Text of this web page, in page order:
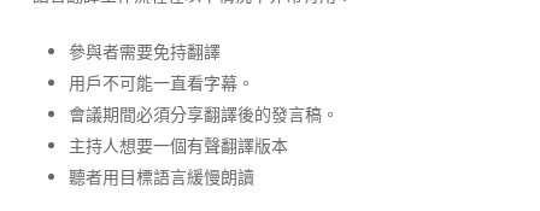
參與者需要免持翻譯
用戶不可能一直看字幕。
會議期間必須分享翻譯後的發言稿。
主持人想要一個有聲翻譯版本
聽者用目標語言緩慢朗讀